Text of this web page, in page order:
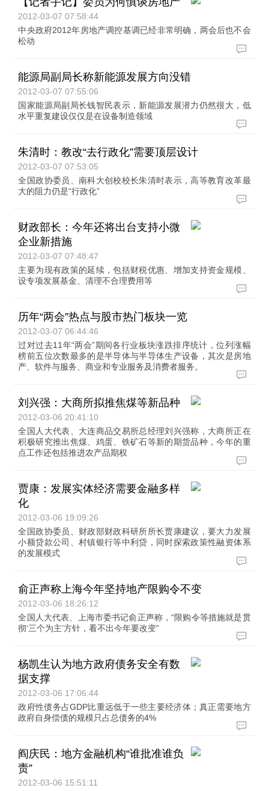
2012-03-07 07:58:44
中央政府2012年房地产调控基调已经非常明确，两会后也不会
松动
能源局副局长称新能源发展方向没错
2012-03-07 07:55:06
国家能源局副局长钱智民表示，新能源发展潜力仍然很大，低
水平重复建设仅仅是在设备制造领域
朱清时：教改“去行政化”需要顶层设计
2012-03-07 07:53:05
全国政协委员、南科大创校校长朱清时表示，高等教育改革最
大的阻力仍是“行政化”
财政部长：今年还将出台支持小微
企业新措施
2012-03-07 07:48:47
主要为现有政策的延续，包括财税优惠、增加支持资金规模、
设专项发展基金、清理不合理费用等
历年“两会”热点与股市热门板块一览
2012-03-07 06:44:46
过对过去11年“两会”期间各行业板块涨跌排序统计，位列涨幅
榜前五位次数最多的是半导体与半导体生产设备，其次是房地
产、软件与服务、商业和专业服务及消费者服务。
刘兴强：大商所拟推焦煤等新品种
2012-03-06 20:41:10
全国人大代表、大连商品交易所总经理刘兴强称，大商所正在
积极研究推出焦煤、鸡蛋、铁矿石等新的期货品种，今年的重
点工作还包括推进农产品期权
贾康：发展实体经济需要金融多样
化
2012-03-06 19:09:26
全国政协委员、财政部财政科研所所长贾康建议，要大力发展
小额贷款公司、村镇银行等中利贷，同时探索政策性融资体系
的发展模式
俞正声称上海今年坚持地产限购令不变
2012-03-06 18:26:12
全国人大代表、上海市委书记俞正声称，“限购令等措施就是贯
彻‘三个为主’方针，看不出今年要改变”
杨凯生认为地方政府债务安全有数
据支撑
2012-03-06 17:06:44
政府性债务占GDP比重远低于一些主要经济体；真正需要地方
政府自身偿债的规模只占总债务的4%
阎庆民：地方金融机构“谁批准谁负
责”
2012-03-06 15:51:11